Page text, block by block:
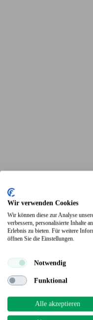
Terrassendielen
Wir verwenden Cookies
Wir können diese zur Analyse
verbessern, personalisierte Inhalte
Erlebnis zu bieten. Für weitere
öffnen Sie die Einstellungen.
Notwendig
Funktional
Alle akzeptieren